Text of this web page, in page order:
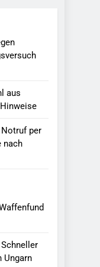
aus
per
nach
Ungarn